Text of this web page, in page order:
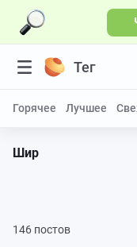
Тег
Горячее Лучшее
Шир
146 постов